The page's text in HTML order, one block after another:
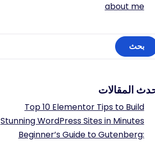
about me
المقالات
Top 10 Elementor Tips to Build
Stunning WordPress Sites in Minutes
Beginner’s Guide to Gutenberg: